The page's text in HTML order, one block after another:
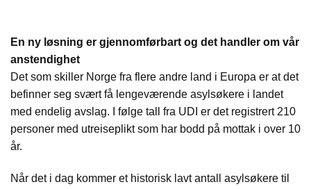
En ny løsning er gjennomførbart og det handler om vår
anstendighet
Det som skiller Norge fra flere andre land i Europa er at det
befinner seg svært få lengeværende asylsøkere i landet
med endelig avslag. I følge tall fra UDI er det registrert 210
personer med utreiseplikt som har bodd på mottak i over 10
år.
Når det i dag kommer et historisk lavt antall asylsøkere til